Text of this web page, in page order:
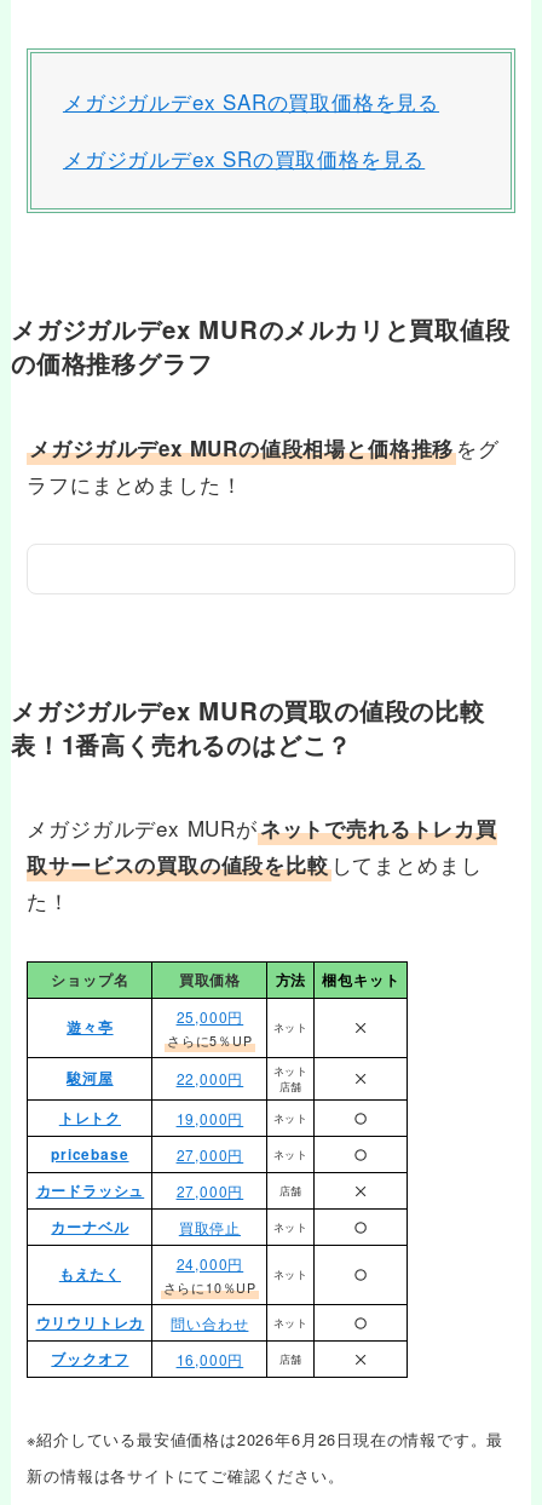
メガジガルデex SARの買取価格を見る
メガジガルデex SRの買取価格を見る
メガジガルデex MURのメルカリと買取値段
の価格推移グラフ
メガジガルデex MURの値段相場と価格推移をグ
ラフにまとめました！
メガジガルデex MURの買取の値段の比較
表！1番高く売れるのはどこ？
メガジガルデex MURがネットで売れるトレカ買
取サービスの買取の値段を比較してまとめまし
た！
ショップ名 買取価格 方法 梱包キット
遊々亭
25,000円
さらに5％UP
ネット
駿河屋 22,000円
ネット
店舗
トレトク 19,000円 ネット
pricebase 27,000円 ネット
カードラッシュ 27,000円 店舗
カーナベル 買取停止 ネット
もえたく
24,000円
さらに10％UP
ネット
ウリウリトレカ 問い合わせ ネット
ブックオフ 16,000円 店舗
※紹介している最安値価格は2026年6月26日現在の情報です。最
新の情報は各サイトにてご確認ください。